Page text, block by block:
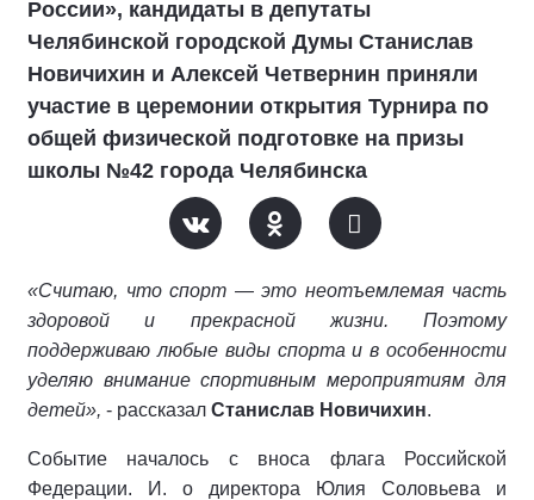
России», кандидаты в депутаты
Челябинской городской Думы Станислав
Новичихин и Алексей Четвернин приняли
участие в церемонии открытия Турнира по
общей физической подготовке на призы
школы №42 города Челябинска
«Считаю, что спорт — это неотъемлемая часть
здоровой и прекрасной жизни. Поэтому
поддерживаю любые виды спорта и в особенности
уделяю внимание спортивным мероприятиям для
детей», - рассказал Станислав Новичихин.
Событие началось с вноса флага Российской
Федерации. И. о директора Юлия Соловьева и